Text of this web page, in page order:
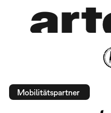
Mobilitätspartner